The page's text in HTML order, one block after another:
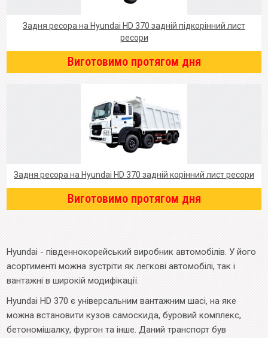
Hyundai - південнокорейський виробник автомобілів. У його
асортименті можна зустріти як легкові автомобілі, так і
вантажні в широкій модифікації.
Hyundai HD 370 є універсальним вантажним шасі, на яке
можна встановити кузов самоскида, буровий комплекс,
бетономішалку, фургон та інше. Даний транспорт був
Задня ресора на Hyundai HD 370 задній підкорінний лист
ресори
Виготовимо протягом дня
Задня ресора на Hyundai HD 370 задній корінний лист ресори
Виготовимо протягом дня